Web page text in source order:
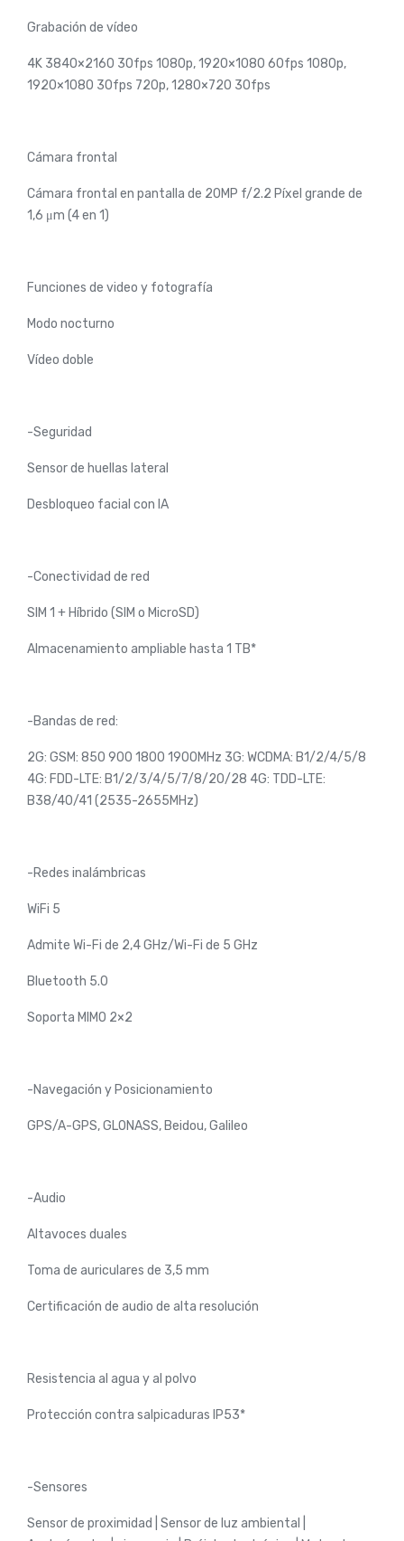
Grabación de vídeo
4K 3840×2160 30fps 1080p, 1920×1080 60fps 1080p,
1920×1080 30fps 720p, 1280×720 30fps
Cámara frontal
Cámara frontal en pantalla de 20MP f/2.2 Píxel grande de
1,6 μm (4 en 1)
Funciones de video y fotografía
Modo nocturno
Vídeo doble
-Seguridad
Sensor de huellas lateral
Desbloqueo facial con IA
-Conectividad de red
SIM 1 + Híbrido (SIM o MicroSD)
Almacenamiento ampliable hasta 1 TB*
-Bandas de red:
2G: GSM: 850 900 1800 1900MHz 3G: WCDMA: B1/2/4/5/8
4G: FDD-LTE: B1/2/3/4/5/7/8/20/28 4G: TDD-LTE:
B38/40/41 (2535-2655MHz)
-Redes inalámbricas
WiFi 5
Admite Wi-Fi de 2,4 GHz/Wi-Fi de 5 GHz
Bluetooth 5.0
Soporta MIMO 2×2
-Navegación y Posicionamiento
GPS/A-GPS, GLONASS, Beidou, Galileo
-Audio
Altavoces duales
Toma de auriculares de 3,5 mm
Certificación de audio de alta resolución
Resistencia al agua y al polvo
Protección contra salpicaduras IP53*
-Sensores
Sensor de proximidad | Sensor de luz ambiental |